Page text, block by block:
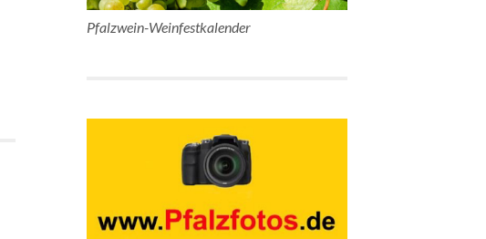
Pfalzwein-Weinfestkalender